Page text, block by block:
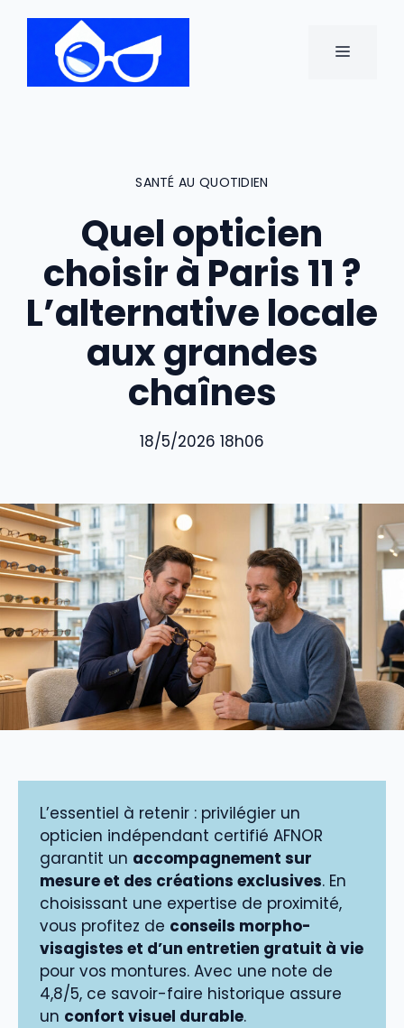
contenu
MENU
SANTÉ AU QUOTIDIEN
Quel opticien
choisir à Paris 11 ?
L’alternative locale
aux grandes
chaînes
18/5/2026 18h06
L’essentiel à retenir : privilégier un
opticien indépendant certifié AFNOR
garantit un accompagnement sur
mesure et des créations exclusives. En
choisissant une expertise de proximité,
vous profitez de conseils morpho-
visagistes et d’un entretien gratuit à vie
pour vos montures. Avec une note de
4,8/5, ce savoir-faire historique assure
un confort visuel durable.